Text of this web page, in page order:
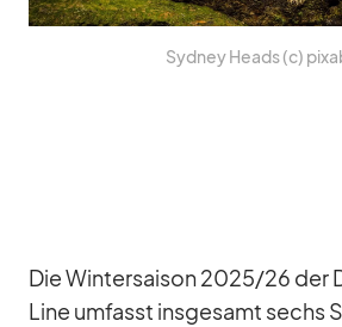
Syd­ney Heads (c)
Die Win­ter­sai­son 2025/​26 der
Line um­fasst ins­ge­samt sechs